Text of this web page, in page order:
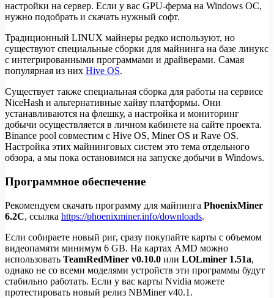
настройки на сервер. Если у вас GPU-ферма на Windows OC,
нужно подобрать и скачать нужный софт.
Традиционный LINUX майнеры редко используют, но
существуют специальные сборки для майнинга на базе линукс
с интегрированными программами и драйверами. Самая
популярная из них Hive OS.
Существует также специальная сборка для работы на сервисе
NiceHash и альтернативные хайву платформы. Они
устанавливаются на флешку, а настройка и мониторинг
добычи осуществляется в личном кабинете на сайте проекта.
Binance pool совместим с Hive OS, Miner OS и Rave OS.
Настройка этих майнинговых систем это тема отдельного
обзора, а мы пока остановимся на запуске добычи в Windows.
Программное обеспечение
Рекомендуем скачать программу для майнинга PhoenixMiner
6.2C, ссылка https://phoenixminer.info/downloads.
Если собираете новый риг, сразу покупайте карты с объемом
видеопамяти минимум 6 GB. На картах AMD можно
использовать TeamRedMiner v0.10.0 или LOLminer 1.51a,
однако не со всеми моделями устройств эти программы будут
стабильно работать. Если у вас карты Nvidia можете
протестировать новый релиз NBMiner v40.1.